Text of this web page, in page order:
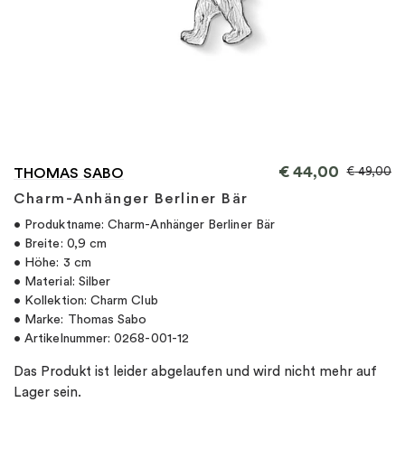
THOMAS SABO
Charm-Anhänger Berliner Bär
€44,00 €49,00
• Produktname: Charm-Anhänger Berliner Bär
• Breite: 0,9 cm
• Höhe: 3 cm
• Material: Silber
• Kollektion: Charm Club
• Marke: Thomas Sabo
• Artikelnummer: 0268-001-12
Das Produkt ist leider abgelaufen und wird nicht mehr auf
Lager sein.